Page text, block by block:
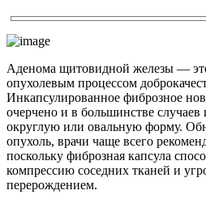
Аденома щитовидной железы —
опухолевым процессом
Инкапсулированное фиброзное
очерчено и в большинстве случаев
округлую или овальную форму.
опухоль, врачи чаще всего
поскольку фиброзная капсула
компрессию соседних тканей и
перерождением.